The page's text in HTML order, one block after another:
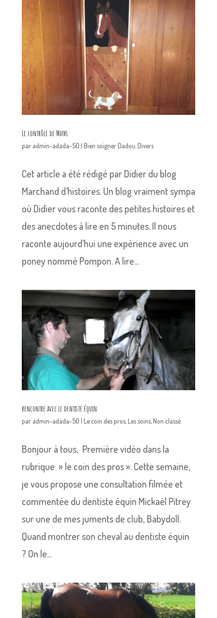
Le contrôle de Maths
par admin-adada-50 | Bien soigner Dadou,Divers
Cet article a été rédigé par Didier du blog
Marchand d’histoires. Un blog vraiment sympa
où Didier vous raconte des petites histoires et
des anecdotes à lire en 5 minutes. Il nous
raconte aujourd’hui une expérience avec un
poney nommé Pompon. A lire...
rencontre avec le dentiste équin
par admin-adada-50 Le coin des pros, Les soins, Non classé
Bonjour à tous, Première vidéo dans la
rubrique » le coin des pros ». Cette semaine,
je vous propose une consultation filmée et
commentée du dentiste équin Mickaël Pitrey
sur une de mes juments de club, Babydoll.
Quand montrer son cheval au dentiste équin
? On le...